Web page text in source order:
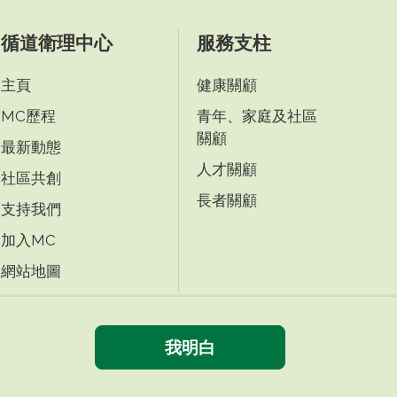
循道衛理中心
主頁
MC歷程
最新動態
社區共創
支持我們
加入MC
網站地圖
服務支柱
健康關顧
青年、家庭及社區
關顧
人才關顧
長者關顧
免責條款 無障礙網頁
我明白